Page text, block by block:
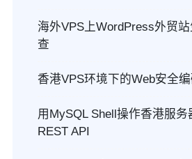
海外VPS上WordPress外贸
查
香港VPS环境下的Web安全
用MySQL Shell操作香港服务
REST API